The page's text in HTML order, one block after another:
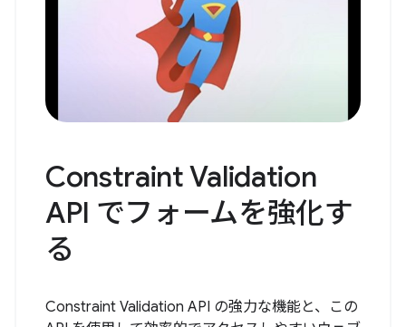
Constraint Validation
API でフォームを強化す
る
Constraint Validation API の強力な機能と、この